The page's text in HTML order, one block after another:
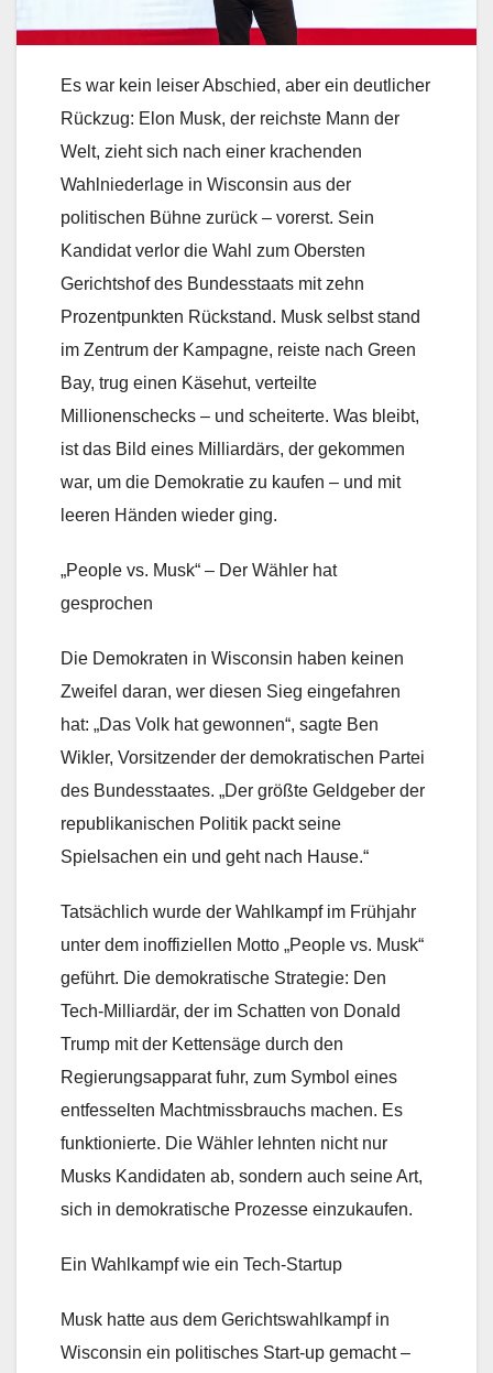
Es war kein leiser Abschied, aber ein deutlicher
Rückzug: Elon Musk, der reichste Mann der
Welt, zieht sich nach einer krachenden
Wahlniederlage in Wisconsin aus der
politischen Bühne zurück – vorerst. Sein
Kandidat verlor die Wahl zum Obersten
Gerichtshof des Bundesstaats mit zehn
Prozentpunkten Rückstand. Musk selbst stand
im Zentrum der Kampagne, reiste nach Green
Bay, trug einen Käsehut, verteilte
Millionenschecks – und scheiterte. Was bleibt,
ist das Bild eines Milliardärs, der gekommen
war, um die Demokratie zu kaufen – und mit
leeren Händen wieder ging.
„People vs. Musk“ – Der Wähler hat
gesprochen
Die Demokraten in Wisconsin haben keinen
Zweifel daran, wer diesen Sieg eingefahren
hat: „Das Volk hat gewonnen“, sagte Ben
Wikler, Vorsitzender der demokratischen Partei
des Bundesstaates. „Der größte Geldgeber der
republikanischen Politik packt seine
Spielsachen ein und geht nach Hause.“
Tatsächlich wurde der Wahlkampf im Frühjahr
unter dem inoffiziellen Motto „People vs. Musk“
geführt. Die demokratische Strategie: Den
Tech-Milliardär, der im Schatten von Donald
Trump mit der Kettensäge durch den
Regierungsapparat fuhr, zum Symbol eines
entfesselten Machtmissbrauchs machen. Es
funktionierte. Die Wähler lehnten nicht nur
Musks Kandidaten ab, sondern auch seine Art,
sich in demokratische Prozesse einzukaufen.
Ein Wahlkampf wie ein Tech-Startup
Musk hatte aus dem Gerichtswahlkampf in
Wisconsin ein politisches Start-up gemacht –